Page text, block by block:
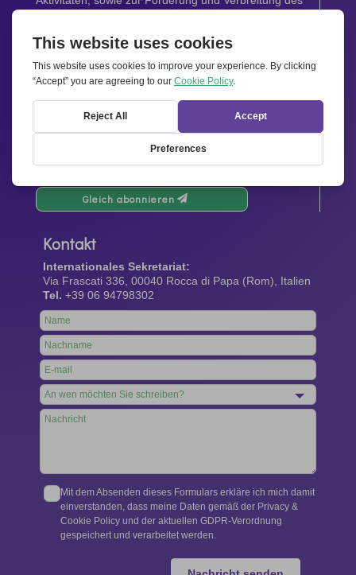
Newsletter
Infos aus unserem Netzwerk.
Gleich abonnieren
Kontakt
Internationales Sekretariat:
Via Frascati 336, 00040 Rocca di Papa (Rom), Italien
Tel. +39 06 94798302
Leave
this
field
blank
Mit dem Absenden dieses Formulars erkläre ich mich damit
einverstanden, dass meine Daten gemäß der Privacy &
Cookie Policy und der aktuellen GDPR-Verordnung
gespeichert und verarbeitet werden.